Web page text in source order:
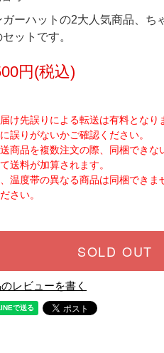
ガーハットの2大人気商品、ち
セットです。
円(税込)
け先誤りによる転送は有料となり
誤りがないかご確認ください。
商品を複数注文の際、同梱できな
送料が加算されます。
温度帯の異なる商品は同梱できま
さい。
SOLD OUT
レビューを書く